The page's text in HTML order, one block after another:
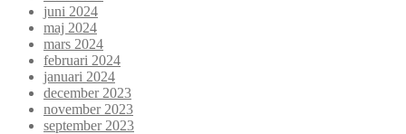
juni 2024
maj 2024
mars 2024
februari 2024
januari 2024
december 2023
november 2023
september 2023